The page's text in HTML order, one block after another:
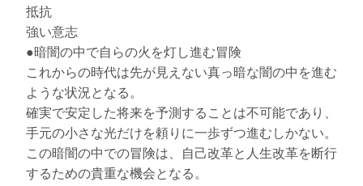
抵抗
強い意志
●暗闇の中で自らの火を灯し進む冒険
これからの時代は先が見えない真っ暗な闇の中を進む
ような状況となる。
確実で安定した将来を予測することは不可能であり、
手元の小さな光だけを頼りに一歩ずつ進むしかない。
この暗闇の中での冒険は、自己改革と人生改革を断行
するための貴重な機会となる。